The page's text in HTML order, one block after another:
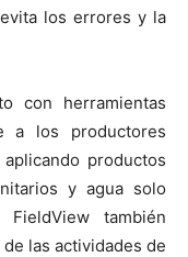
los errores y la
con herramientas
a los productores
productos
y agua solo
también
las actividades de